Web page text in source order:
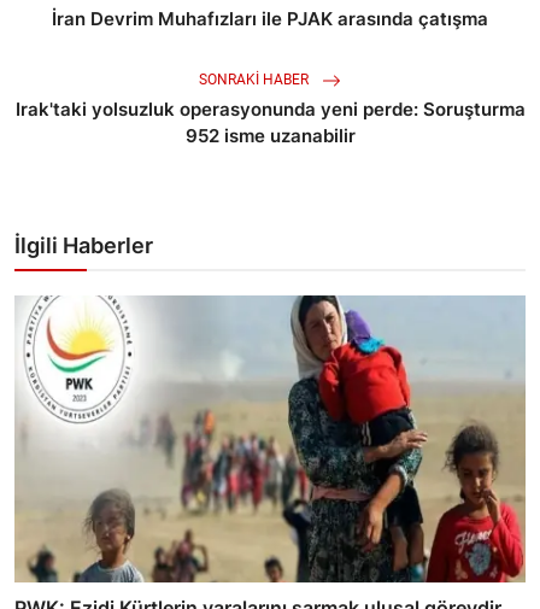
İran Devrim Muhafızları ile PJAK arasında çatışma
SONRAKI HABER
Irak'taki yolsuzluk operasyonunda yeni perde: Soruşturma
952 isme uzanabilir
İlgili Haberler